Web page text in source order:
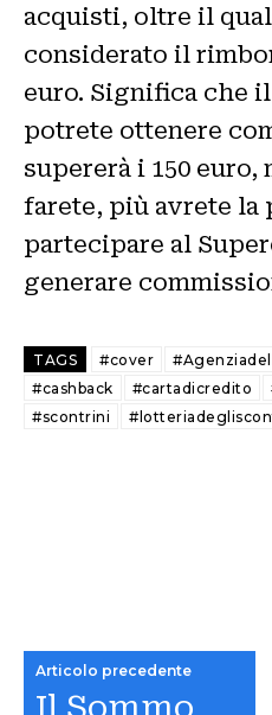
acquisti, oltre il
considerato il
euro. Significa che
potrete ottenere
supererà i 150
farete, più avrete la
partecipare al
generare
TAGS #cover
#cashback
#cartadicredito
#scontrini
Articolo precedente